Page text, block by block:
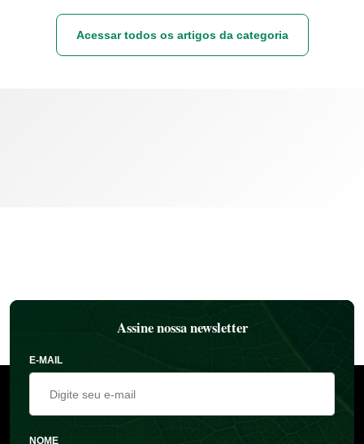
Acessar todos os artigos da categoria
Assine nossa newsletter
E-MAIL
NOME